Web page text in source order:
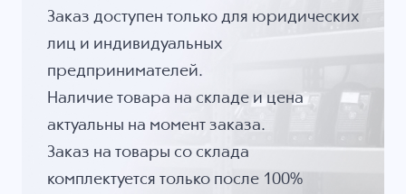
Заказ доступен только для юридических
лиц и индивидуальных
предпринимателей.
Наличие товара на складе и цена
актуальны на момент заказа.
Заказ на товары со склада
комплектуется только после 100%